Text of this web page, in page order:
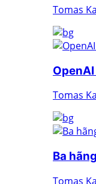
Tomas
Tomas
Ba
Tomas